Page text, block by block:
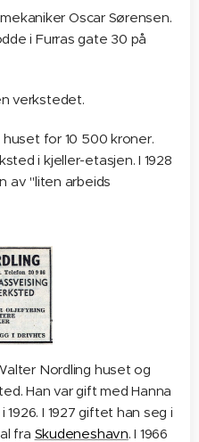
Oscar Sørensen.
i Furras gate 30 på
verkstedet.
huset for 10 500 kroner.
i kjeller-etasjen. I 1928
av "liten arbeids
Nordling huset og
Han var gift med Hanna
I 1927 giftet han seg i
fra Skudeneshavn. I 1966